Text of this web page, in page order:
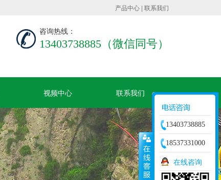
产品中心 | 联系我们
咨询热线：
13403738885（微信同号）
视频中心 联系我们
13403738885
18537331000
在线咨询